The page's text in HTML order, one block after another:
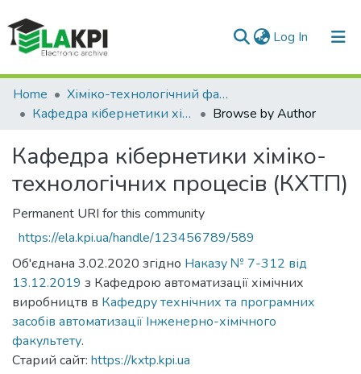
Log In (current)
Communities & Collections
All of DSpace
Home
Хіміко-технологічний факультет (ХТФ)
Кафедра кібернетики хіміко-технологічних процесів (КХТП)
Browse by Author
Кафедра кібернетики хіміко-
технологічних процесів (КХТП)
Permanent URI for this community
https://ela.kpi.ua/handle/123456789/589
Об'єднана 3.02.2020 згідно Наказу № 7-312 від
13.12.2019 з Кафедрою автоматизації хімічних
виробництв в Кафедру технічних та програмних
засобів автоматизації Інженерно-хімічного
факультету.
Старий сайт: https://kxtp.kpi.ua